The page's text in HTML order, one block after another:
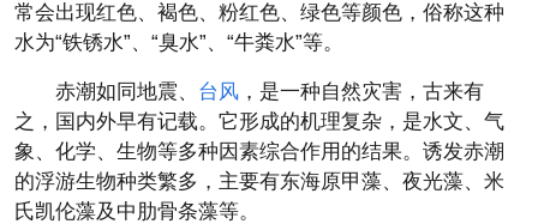
常会出现红色、褐色、粉红色、绿色等颜色，俗称这种
水为“铁锈水”、“臭水”、“牛粪水”等。
赤潮如同地震、 台风 ，是一种自然灾害，古来有
之，国内外早有记载。它形成的机理复杂，是水文、气
象、化学、生物等多种因素综合作用的结果。诱发赤潮
的浮游生物种类繁多，主要有东海原甲藻、夜光藻、米
氏凯伦藻及中肋骨条藻等。